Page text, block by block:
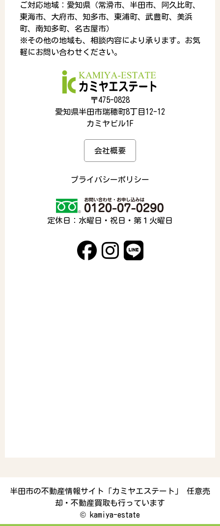
ご対応地域：愛知県（常滑市、半田市、阿久比町、
東海市、大府市、知多市、東浦町、武豊町、美浜
町、南知多町、名古屋市）
※その他の地域も、相談内容により承ります。お気
軽にお問い合わせください。
〒475-0828
愛知県半田市瑞穂町8丁目12-12
カミヤビル1F
会社概要
プライバシーポリシー
定休日：水曜日・祝日・第１火曜日
半田市の不動産情報サイト「カミヤエステート」 任意売
却・不動産買取も行っています
© kamiya-estate